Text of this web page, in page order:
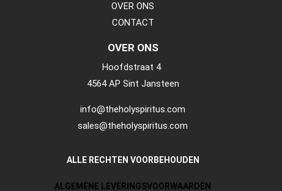
OVER ONS
CONTACT
OVER ONS
Hoofdstraat 4
4564 AP Sint Jansteen
info@theholyspiritus.com
sales@theholyspiritus.com
ALLE RECHTEN VOORBEHOUDEN
ALGEMENE LEVERINGSVOORWAARDEN